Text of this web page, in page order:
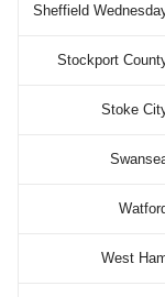
Sheffield
Stockport
Stoke
West